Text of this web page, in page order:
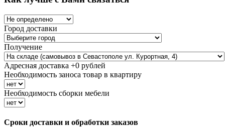
Город доставки
Получение
Адресная доставка +0 рублей
Необходимость заноса товар в квартиру
Необходимость сборки мебели
Сроки доставки и обработки заказов